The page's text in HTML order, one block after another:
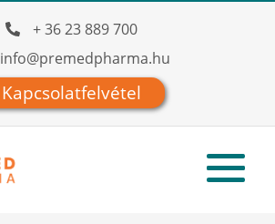
+ 36 23 889 700
info@premedpharma.hu
Kapcsolatfelvétel